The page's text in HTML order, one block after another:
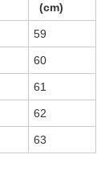
(cm)
59
60
61
62
63